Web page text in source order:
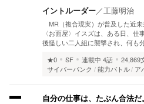
イントルーダー／工藤明治
MR（複合現実）が普及した近
〈お面屋〉イスズは、ある日、
後怪しい二人組に襲撃され、何も
★0
SF 連載中 4話 24,869
サイバーパンク
能力バトル ア
自分の仕事は、たぶん合法だ